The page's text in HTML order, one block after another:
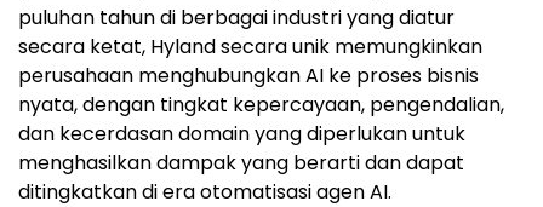
puluhan tahun di berbagai industri yang diatur
secara ketat, Hyland secara unik memungkinkan
perusahaan menghubungkan AI ke proses bisnis
nyata, dengan tingkat kepercayaan, pengendalian,
dan kecerdasan domain yang diperlukan untuk
menghasilkan dampak yang berarti dan dapat
ditingkatkan di era otomatisasi agen AI.